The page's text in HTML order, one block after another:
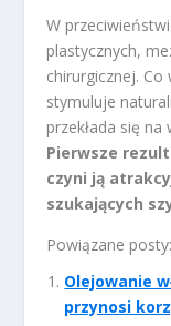
W
plastycznych,
chirurgicznej. Co
stymuluje
przekłada się
Pierwsze
czyni ją
szukających
Powiązane posty:
Olejowanie
przynosi